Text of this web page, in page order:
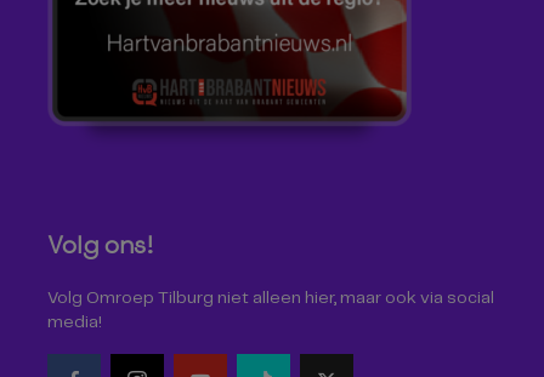
Volg ons!
Volg Omroep Tilburg niet alleen hier, maar ook via social
media!